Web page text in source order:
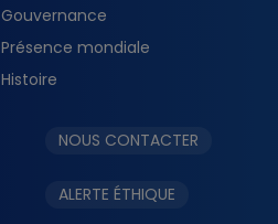
Gouvernance
Présence mondiale
Histoire
NOUS CONTACTER
ALERTE ÉTHIQUE